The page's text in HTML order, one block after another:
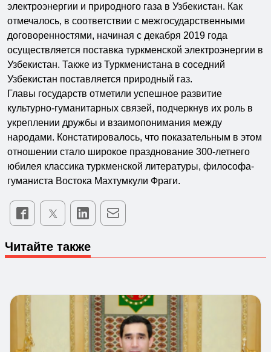
электроэнергии и природного газа в Узбекистан. Как
отмечалось, в соответствии с межгосударственными
договоренностями, начиная с декабря 2019 года
осуществляется поставка туркменской электроэнергии в
Узбекистан. Также из Туркменистана в соседний
Узбекистан поставляется природный газ.
Главы государств отметили успешное развитие
культурно-гуманитарных связей, подчеркнув их роль в
укреплении дружбы и взаимопонимания между
народами. Констатировалось, что показательным в этом
отношении стало широкое празднование 300-летнего
юбилея классика туркменской литературы, философа-
гуманиста Востока Махтумкули Фраги.
Читайте также